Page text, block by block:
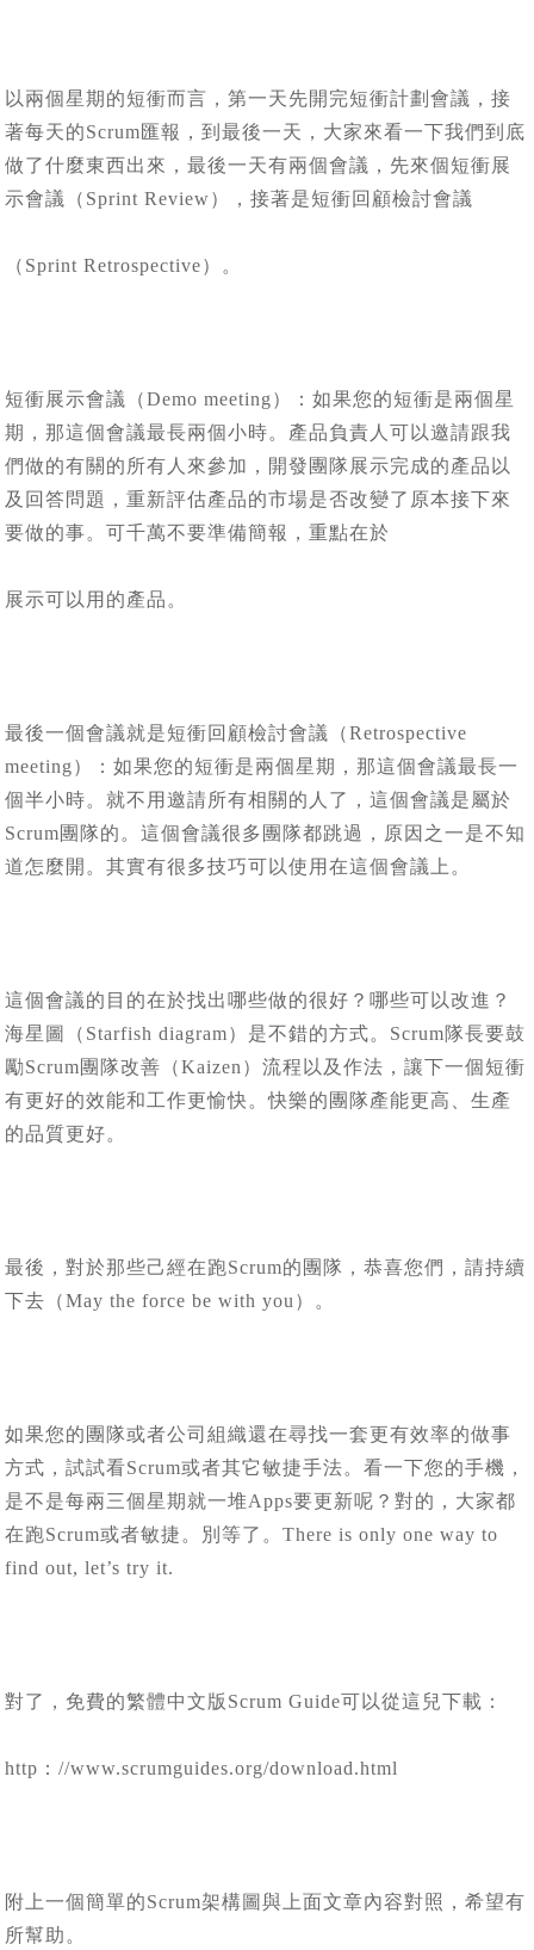
以兩個星期的短衝而言，第一天先開完短衝計劃會議，接
著每天的Scrum匯報，到最後一天，大家來看一下我們到底
做了什麼東西出來，最後一天有兩個會議，先來個短衝展
示會議（Sprint Review），接著是短衝回顧檢討會議
（Sprint Retrospective）。
短衝展示會議（Demo meeting）：如果您的短衝是兩個星
期，那這個會議最長兩個小時。產品負責人可以邀請跟我
們做的有關的所有人來參加，開發團隊展示完成的產品以
及回答問題，重新評估產品的市場是否改變了原本接下來
要做的事。可千萬不要準備簡報，重點在於
展示可以用的產品。
最後一個會議就是短衝回顧檢討會議（Retrospective
meeting）：如果您的短衝是兩個星期，那這個會議最長一
個半小時。就不用邀請所有相關的人了，這個會議是屬於
Scrum團隊的。這個會議很多團隊都跳過，原因之一是不知
道怎麼開。其實有很多技巧可以使用在這個會議上。
這個會議的目的在於找出哪些做的很好？哪些可以改進？
海星圖（Starfish diagram）是不錯的方式。Scrum隊長要鼓
勵Scrum團隊改善（Kaizen）流程以及作法，讓下一個短衝
有更好的效能和工作更愉快。快樂的團隊產能更高、生產
的品質更好。
最後，對於那些己經在跑Scrum的團隊，恭喜您們，請持續
下去（May the force be with you）。
如果您的團隊或者公司組織還在尋找一套更有效率的做事
方式，試試看Scrum或者其它敏捷手法。看一下您的手機，
是不是每兩三個星期就一堆Apps要更新呢？對的，大家都
在跑Scrum或者敏捷。別等了。There is only one way to
find out, let’s try it.
對了，免費的繁體中文版Scrum Guide可以從這兒下載：
http：//www.scrumguides.org/download.html
附上一個簡單的Scrum架構圖與上面文章內容對照，希望有
所幫助。